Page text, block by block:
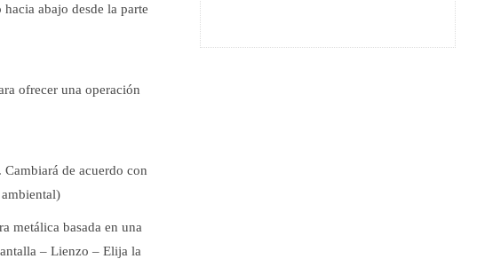
abajo desde la parte
ofrecer una operación
de acuerdo con
metálica basada en una
– Lienzo – Elija la